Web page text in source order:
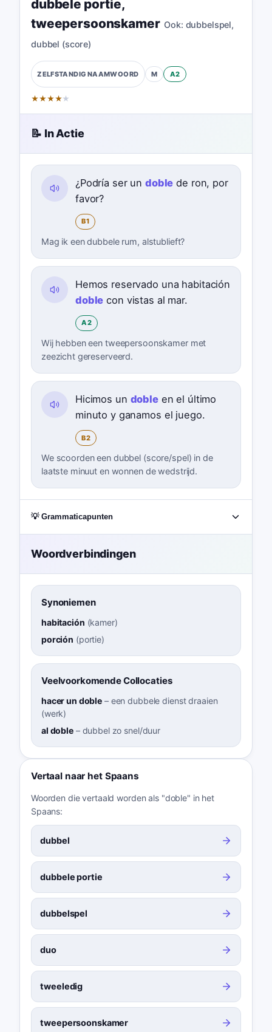
dubbele portie,
tweepersoonskamer Ook: dubbelspel,
dubbel (score)
ZELFSTANDIG NAAMWOORD M A2
★★★★★
📝 In Actie
¿Podría ser un doble de ron, por
favor?
B1
Mag ik een dubbele rum, alstublieft?
Hemos reservado una habitación
doble con vistas al mar.
A2
Wij hebben een tweepersoonskamer met
zeezicht gereserveerd.
Hicimos un dobleen el último
minuto y ganamos el juego.
B2
We scoorden een dubbel (score/spel) in de
laatste minuut en wonnen de wedstrijd.
💡 Grammaticapunten
Woordverbindingen
Synoniemen
habitación (kamer)
porción (portie)
Veelvoorkomende Collocaties
hacer un doble – een dubbele dienst draaien
(werk)
al doble– dubbel zo snel/duur
Vertaal naar het Spaans
Woorden die vertaald worden als "doble" in het
Spaans:
dubbel
dubbele portie
dubbelspel
duo
tweeledig
tweepersoonskamer